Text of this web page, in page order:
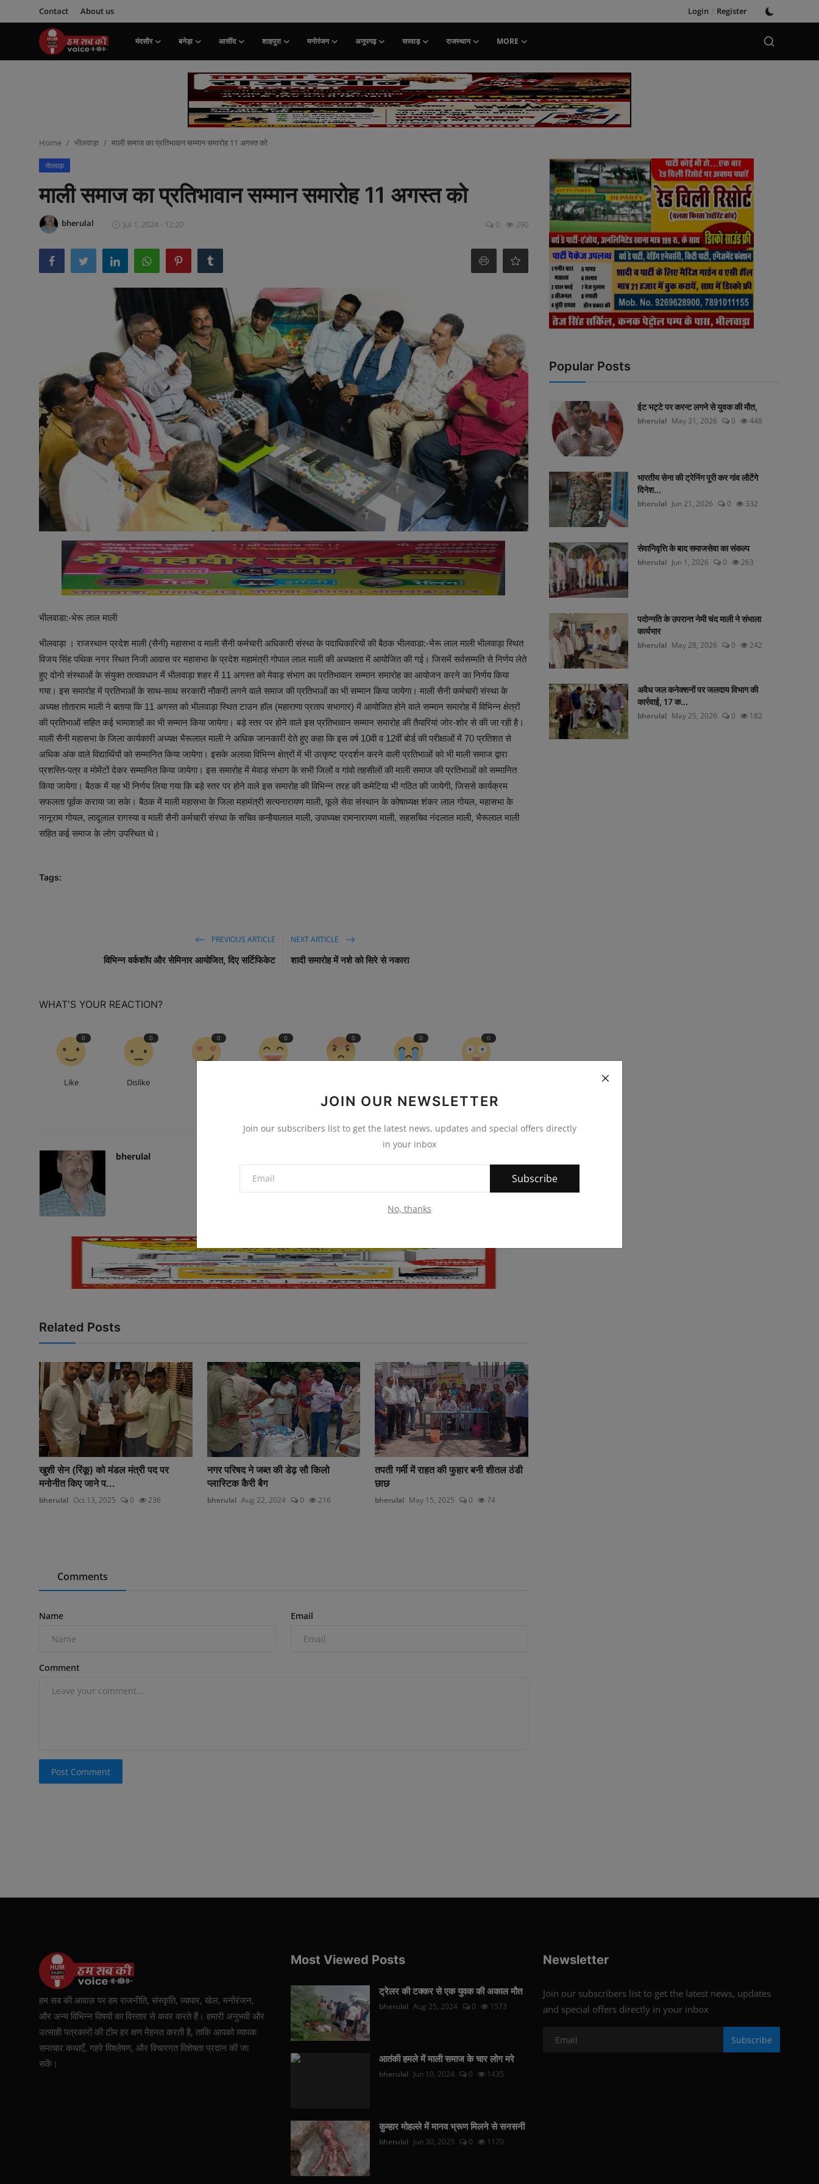
Contact About us Login / Register
मंदसौर बनेड़ा आसींद शाहपुरा मनोरंजन अनूपगढ़ सरवाड़ राजस्थान MORE
JOIN OUR NEWSLETTER
Join our subscribers list to get the latest news, updates and special offers directly
in your inbox
Subscribe
No, thanks
Home भीलवाड़ा माली समाज का प्रतिभावान सम्मान समारोह 11 अगस्त को
भीलवाड़ा
माली समाज का प्रतिभावान सम्मान समारोह 11 अगस्त को
bherulal Jul 1, 2024 - 12:20 0 290
भीलवाडा:-भेरू लाल माली
भीलवाड़ा । राजस्थान प्रदेश माली (सैनी) महासभा व माली सैनी कर्मचारी अधिकारी संस्था के पदाधिकारियों की बैठक भीलवाडा:-भैरू लाल माली भीलवाड़ा स्थित
विजय सिंह पथिक नगर स्थित निजी आवास पर महासभा के प्रदेश महामंत्री गोपाल लाल माली की अध्यक्षता में आयोजित की गई। जिसमें सर्वसम्मति से निर्णय लेते
हुए दोनो संस्थाओं के संयुक्त तत्वावधान में भीलवाड़ा शहर में 11 अगस्त को मेवाड़ संभाग का प्रतिभावान सम्मान समारोह का आयोजन करने का निर्णय किया
गया। इस समारोह में प्रतिभाओं के साथ-साथ सरकारी नौकरी लगने वाले समाज की प्रतिभाओं का भी सम्मान किया जायेगा। माली सैनी कर्मचारी संस्था के
अध्यक्ष तोताराम माली ने बताया कि 11 अगस्त को भीलवाड़ा स्थित टाउन हॉल (महाराणा प्रताप सभागार) में आयोजित होने वाले सम्मान समारोह में विभिन्न क्षेत्रों
की प्रतिभाओं सहित कई भामाशाहों का भी सम्मान किया जायेगा। बड़े स्तर पर होने वाले इस प्रतिभावान सम्मान समारोह की तैयारियां जोर-शोर से की जा रही है।
माली सैनी महासभा के जिला कार्यकारी अध्यक्ष भैरूलाल माली ने अधिक जानकारी देते हुए कहा कि इस वर्ष 10वी व 12वीं बोर्ड की परीक्षाओं में 70 प्रतिशत से
अधिक अंक वाले विद्यार्थियों को सम्मानित किया जायेगा। इसके अलावा विभिन्न क्षेत्रों में भी उत्कृष्ट प्रदर्शन करने वाली प्रतिभाओं को भी माली समाज द्वारा
प्रशस्ति-पत्र व मोमेंटों देकर सम्मानित किया जायेगा। इस समारोह में मेवाड़ संभाग के सभी जिलों व गांवो तहसीलों की माली समाज की प्रतिभाओं को सम्मानित
किया जायेगा। बैठक में यह भी निर्णय लिया गया कि बड़े स्तर पर होने वाले इस समारोह की विभिन्न तरह की कमेटिया भी गठित की जायेगी, जिससे कार्यक्रम
सफलता पूर्वक कराया जा सके। बैठक में माली महासभा के जिला महामंत्री सत्यनारायण माली, फूले सेवा संस्थान के कोषाध्यक्ष शंकर लाल गोयल, महासभा के
नानूराम गोयल, लादूलाल रागस्या व माली सैनी कर्मचारी संस्था के सचिव कन्हैयालाल माली, उपाध्यक्ष रामनारायण माली, सहसचिव नंदलाल माली, भैरूलाल माली
सहित कई समाज के लोग उपस्थित थे।
Tags:
PREVIOUS ARTICLE
विभिन्न वर्कशॉप और सेमिनार आयोजित, दिए सर्टिफिकेट
NEXT ARTICLE
शादी समारोह में नशे को सिरे से नकारा
WHAT'S YOUR REACTION?
0
Like
0
Dislike
0 0 0 0 0
bherulal
Related Posts
खुशी सेन (रिंकू) को मंडल मंत्री पद पर
मनोनीत किए जाने प...
bherulal Oct 13, 2025 0 236
नगर परिषद ने जब्त की डेढ़ सौ किलो
प्लास्टिक कैरी बैग
bherulal Aug 22, 2024 0 216
तपती गर्मी में राहत की फुहार बनी शीतल ठंडी
छाछ
bherulal May 15, 2025 0 74
Comments
Name Email
Comment
Post Comment
Popular Posts
ईट भट्टे पर करन्ट लगने से युवक की मौत,
bherulal May 31, 2026 0 448
भारतीय सेना की ट्रेनिंग पूरी कर गांव लौटेंगे
दिनेश...
bherulal Jun 21, 2026 0 332
सेवानिवृत्ति के बाद समाजसेवा का संकल्प
bherulal Jun 1, 2026 0 263
पदोन्नति के उपरान्त नेमी चंद माली ने संभाला
कार्यभार
bherulal May 28, 2026 0 242
अवैध जल कनेक्शनों पर जलदाय विभाग की
कार्रवाई, 17 क...
bherulal May 25, 2026 0 182
हम सब की आवाज़ पर हम राजनीति, संस्कृति, व्यापार, खेल, मनोरंजन,
और अन्य विभिन्न विषयों का विस्तार से कवर करते हैं। हमारी अनुभवी और
उत्साही पत्रकारों की टीम हर क्षण मेहनत करती है, ताकि आपको व्यापक
समाचार कथाएँ, गहरे विश्लेषण, और विचारगत विशेषता प्रदान की जा
सकें।
Most Viewed Posts
ट्रेलर की टक्कर से एक युवक की अकाल मौत
bherulal Aug 25, 2024 0 1573
आतंकी हमले में माली समाज के चार लोग मरे
bherulal Jun 10, 2024 0 1435
कुम्हार मोहल्ले में मानव भ्रूण मिलने से सनसनी
bherulal Jun 30, 2025 0 1170
Newsletter
Join our subscribers list to get the latest news, updates
and special offers directly in your inbox
Subscribe